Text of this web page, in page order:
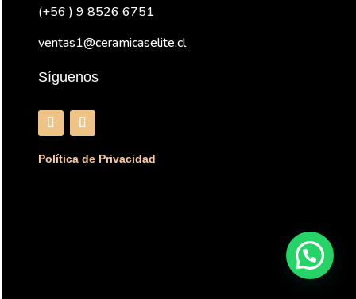
(+56 ) 9 8526 6751
ventas1@ceramicaselite.cl
Síguenos
Política de Privacidad